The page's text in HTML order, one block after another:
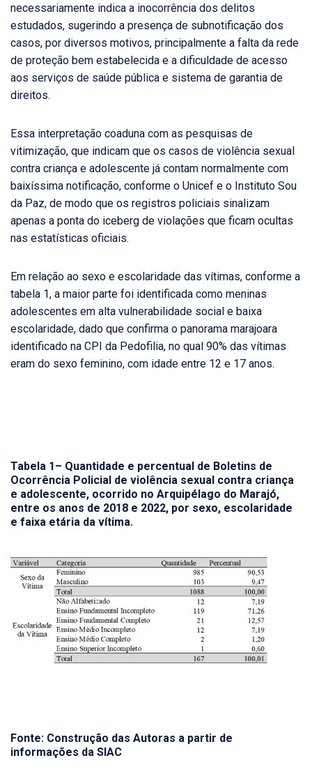
necessariamente indica a inocorrência dos delitos
estudados, sugerindo a presença de subnotificação dos
casos, por diversos motivos, principalmente a falta da rede
de proteção bem estabelecida e a dificuldade de acesso
aos serviços de saúde pública e sistema de garantia de
direitos.
Essa interpretação coaduna com as pesquisas de
vitimização, que indicam que os casos de violência sexual
contra criança e adolescente já contam normalmente com
baixíssima notificação, conforme o Unicef e o Instituto Sou
da Paz, de modo que os registros policiais sinalizam
apenas a ponta do iceberg de violações que ficam ocultas
nas estatísticas oficiais.
Em relação ao sexo e escolaridade das vítimas, conforme a
tabela 1, a maior parte foi identificada como meninas
adolescentes em alta vulnerabilidade social e baixa
escolaridade, dado que confirma o panorama marajoara
identificado na CPI da Pedofilia, no qual 90% das vítimas
eram do sexo feminino, com idade entre 12 e 17 anos.
Tabela 1– Quantidade e percentual de Boletins de
Ocorrência Policial de violência sexual contra criança
e adolescente, ocorrido no Arquipélago do Marajó,
entre os anos de 2018 e 2022, por sexo, escolaridade
e faixa etária da vítima.
Fonte: Construção das Autoras a partir de
informações da SIAC